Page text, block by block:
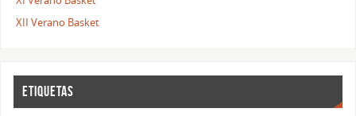
XII Verano Basket
ETIQUETAS